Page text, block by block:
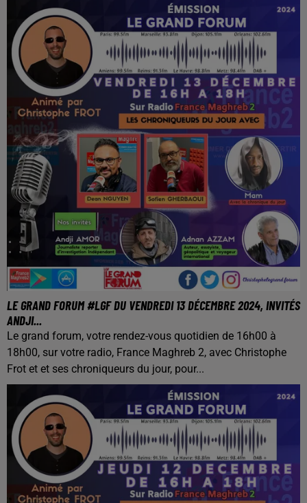
LE GRAND FORUM #LGF DU VENDREDI 13 DÉCEMBRE 2024, INVITÉS
ANDJI...
Le grand forum, votre rendez-vous quotidien de 16h00 à
18h00, sur votre radio, France Maghreb 2, avec Christophe
Frot et et ses chroniqueurs du jour, pour...